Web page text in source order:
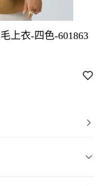
上衣-四色-601863